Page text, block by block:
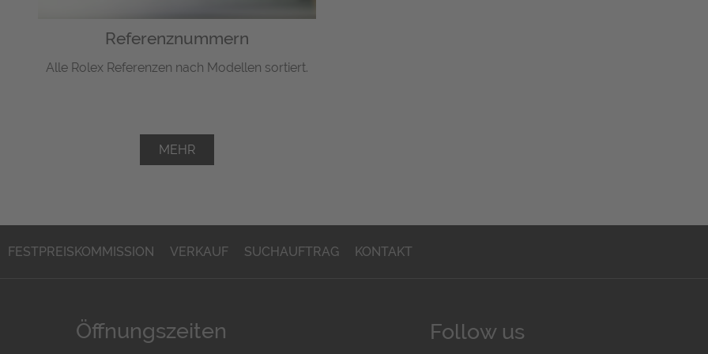
Referenznummern
Alle Rolex Referenzen nach Modellen sortiert.
MEHR
FESTPREISKOMMISSION VERKAUF SUCHAUFTRAG KONTAKT
Öffnungszeiten Follow us